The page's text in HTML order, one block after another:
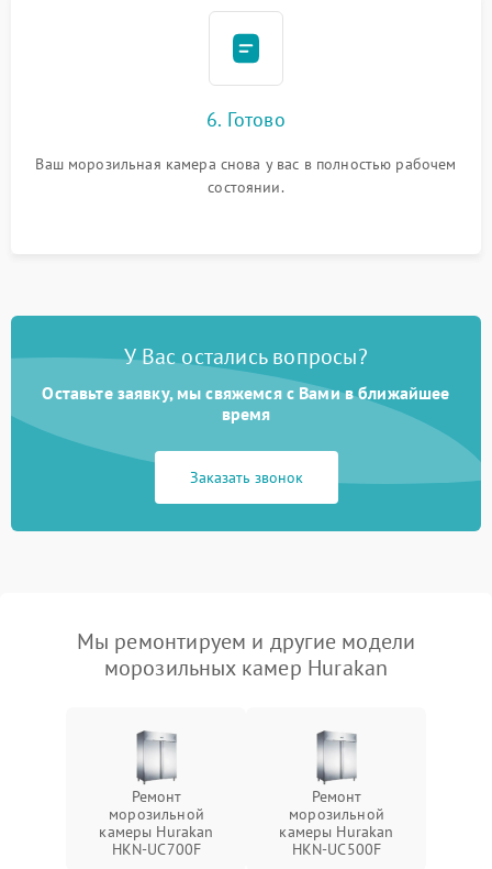
6. Готово
Ваш морозильная камера снова у вас в полностью рабочем
состоянии.
У Вас остались вопросы?
Оставьте заявку, мы свяжемся с Вами в ближайшее
время
Заказать звонок
Мы ремонтируем и другие модели
морозильных камер Hurakan
Ремонт
морозильной
камеры Hurakan
HKN-UC700F
Ремонт
морозильной
камеры Hurakan
HKN-UC500F